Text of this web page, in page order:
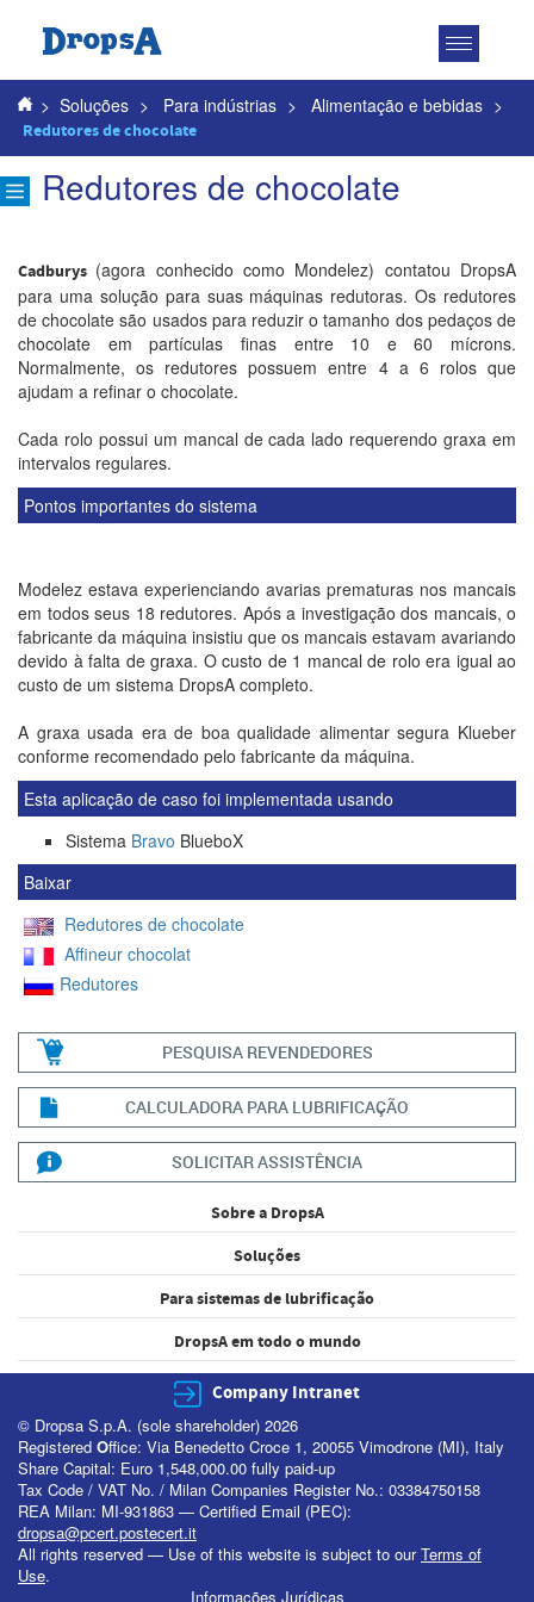
Toggle
> Soluções > Para indústrias > Alimentação e bebidas >
Redutores de chocolate
Redutores de chocolate
Cadburys (agora conhecido como Mondelez) contatou DropsA
para uma solução para suas máquinas redutoras. Os redutores
de chocolate são usados para reduzir o tamanho dos pedaços de
chocolate em partículas finas entre 10 e 60 mícrons.
Normalmente, os redutores possuem entre 4 a 6 rolos que
ajudam a refinar o chocolate.
Cada rolo possui um mancal de cada lado requerendo graxa em
intervalos regulares.
Pontos importantes do sistema
Modelez estava experienciando avarias prematuras nos mancais
em todos seus 18 redutores. Após a investigação dos mancais, o
fabricante da máquina insistiu que os mancais estavam avariando
devido à falta de graxa. O custo de 1 mancal de rolo era igual ao
custo de um sistema DropsA completo.
A graxa usada era de boa qualidade alimentar segura Klueber
conforme recomendado pelo fabricante da máquina.
Esta aplicação de caso foi implementada usando
Sistema Bravo BlueboX
Baixar
Redutores de chocolate
Affineur chocolat
Redutores
PESQUISA REVENDEDORES
CALCULADORA PARA LUBRIFICAÇÃO
SOLICITAR ASSISTÊNCIA
Sobre a DropsA
Soluções
Para sistemas de lubrificação
DropsA em todo o mundo
Company Intranet
© Dropsa S.p.A. (sole shareholder) 2026
Registered Office: Via Benedetto Croce 1, 20055 Vimodrone (MI), Italy
Share Capital: Euro 1,548,000.00 fully paid-up
Tax Code / VAT No. / Milan Companies Register No.: 03384750158
REA Milan: MI-931863 — Certified Email (PEC):
dropsa@pcert.postecert.it
All rights reserved — Use of this website is subject to ourTerms of
Use.
Informações Jurídicas